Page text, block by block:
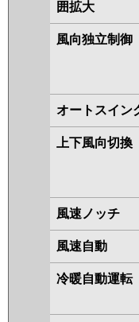
三菱重工
パナソニック
囲拡大
風向独立制御
オートスイン
上下風向切換
風速ノッチ
風速自動
冷暖自動運転